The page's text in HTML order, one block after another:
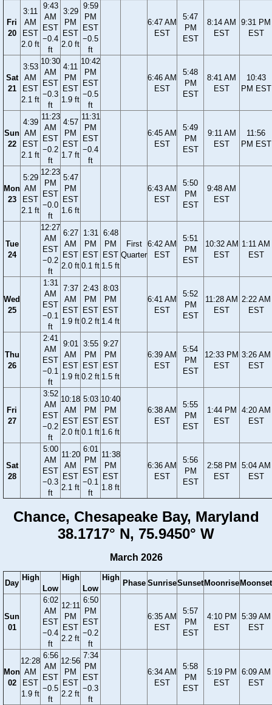
Fri
20
3:11
AM
EST
2.0 ft
9:43
AM
EST
−0.4
ft
3:29
PM
EST
2.0 ft
9:59
PM
EST
−0.5
ft
6:47 AM
EST
5:47
PM
EST
8:14 AM
EST
9:31 PM
EST
Sat
21
3:53
AM
EST
2.1 ft
10:30
AM
EST
−0.3
ft
4:11
PM
EST
1.9 ft
10:42
PM
EST
−0.5
ft
6:46 AM
EST
5:48
PM
EST
8:41 AM
EST
10:43
PM EST
Sun
22
4:39
AM
EST
2.1 ft
11:23
AM
EST
−0.2
ft
4:57
PM
EST
1.7 ft
11:31
PM
EST
−0.4
ft
6:45 AM
EST
5:49
PM
EST
9:11 AM
EST
11:56
PM EST
Mon
23
5:29
AM
EST
2.1 ft
12:23
PM
EST
−0.0
ft
5:47
PM
EST
1.6 ft
6:43 AM
EST
5:50
PM
EST
9:48 AM
EST
Tue
24
12:27
AM
EST
−0.2
ft
6:27
AM
EST
2.0 ft
1:31
PM
EST
0.1 ft
6:48
PM
EST
1.5 ft
First
Quarter
6:42 AM
EST
5:51
PM
EST
10:32 AM
EST
1:11 AM
EST
Wed
25
1:31
AM
EST
−0.1
ft
7:37
AM
EST
1.9 ft
2:43
PM
EST
0.2 ft
8:03
PM
EST
1.4 ft
6:41 AM
EST
5:52
PM
EST
11:28 AM
EST
2:22 AM
EST
Thu
26
2:41
AM
EST
−0.1
ft
9:01
AM
EST
1.9 ft
3:55
PM
EST
0.2 ft
9:27
PM
EST
1.5 ft
6:39 AM
EST
5:54
PM
EST
12:33 PM
EST
3:26 AM
EST
Fri
27
3:52
AM
EST
−0.2
ft
10:18
AM
EST
2.0 ft
5:03
PM
EST
0.1 ft
10:40
PM
EST
1.6 ft
6:38 AM
EST
5:55
PM
EST
1:44 PM
EST
4:20 AM
EST
Sat
28
5:00
AM
EST
−0.3
ft
11:20
AM
EST
2.1 ft
6:01
PM
EST
−0.1
ft
11:38
PM
EST
1.8 ft
6:36 AM
EST
5:56
PM
EST
2:58 PM
EST
5:04 AM
EST
Chance, Chesapeake Bay, Maryland
38.1717° N, 75.9450° W
March 2026
Day
High
Low
High
Low
High
Phase SunriseSunset Moonrise Moonset
Sun
01
6:02
AM
EST
−0.4
ft
12:11
PM
EST
2.2 ft
6:50
PM
EST
−0.2
ft
6:35 AM
EST
5:57
PM
EST
4:10 PM
EST
5:39 AM
EST
Mon
02
12:28
AM
EST
1.9 ft
6:56
AM
EST
−0.5
ft
12:56
PM
EST
2.2 ft
7:34
PM
EST
−0.3
ft
6:34 AM
EST
5:58
PM
EST
5:19 PM
EST
6:09 AM
EST